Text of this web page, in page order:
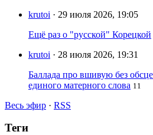
krutoi · 29 июля 2026, 19:05
Ещё раз о "русской" Корецкой
krutoi · 28 июля 2026, 19:31
Баллада про вшивую без
единого матерного слова 11
Весь эфир · RSS
Теги